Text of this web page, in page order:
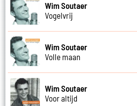
Wim Soutaer
Vogelvrij
Wim Soutaer
Volle maan
Wim Soutaer
Voor altijd